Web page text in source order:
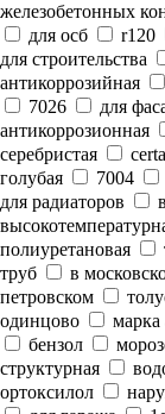
железобетонных
для осб
r120
для строительства
антикоррозийная
7026
для
антикоррозионная
серебристая
certa
голубая
7004
для радиаторов
полиуретановая
труб
в
петровском
одинцово
марка
бензол
структурная
ортоксилол